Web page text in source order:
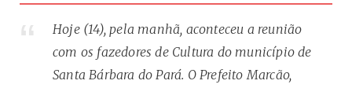
Hoje (14), pela manhã, aconteceu a reunião
com os fazedores de Cultura do município de
Santa Bárbara do Pará. O Prefeito Marcão,